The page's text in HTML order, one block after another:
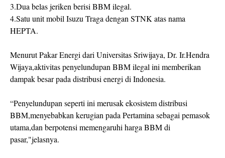
3.Dua belas jeriken berisi BBM ilegal.
4.Satu unit mobil Isuzu Traga dengan STNK atas nama
HEPTA.
Menurut Pakar Energi dari Universitas Sriwijaya, Dr. Ir.Hendra
Wijaya,aktivitas penyelundupan BBM ilegal ini memberikan
dampak besar pada distribusi energi di Indonesia.
“Penyelundupan seperti ini merusak ekosistem distribusi
BBM,menyebabkan kerugian pada Pertamina sebagai pemasok
utama,dan berpotensi memengaruhi harga BBM di
pasar,"jelasnya.